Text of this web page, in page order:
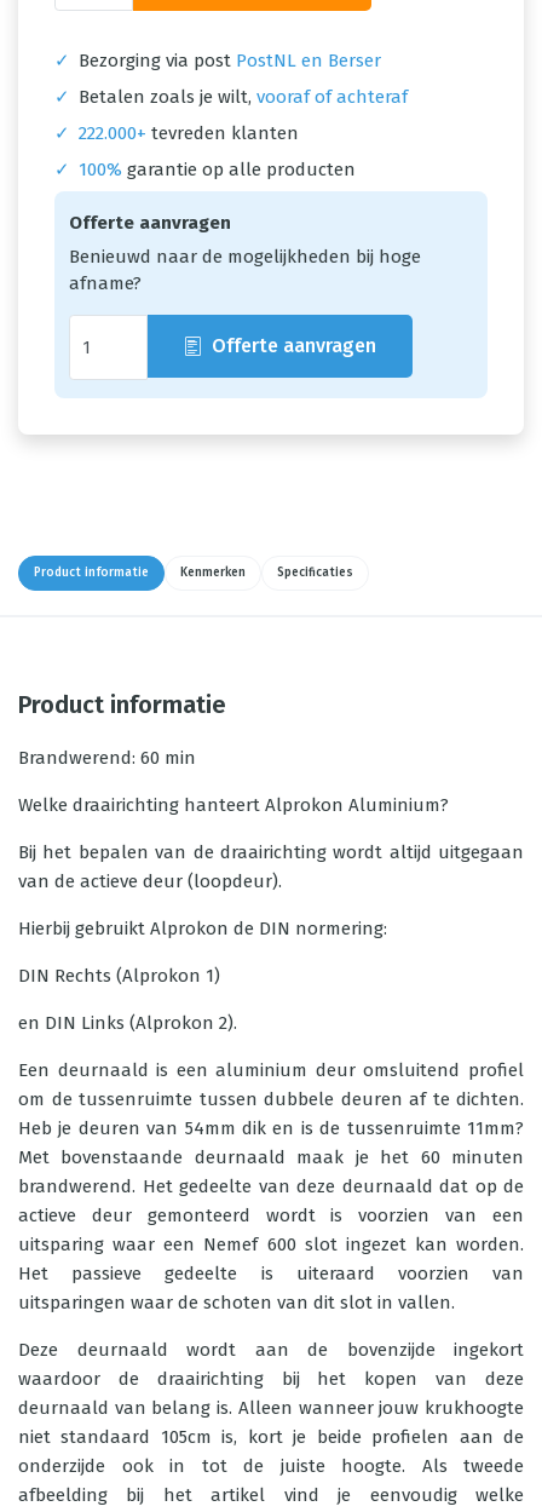
✓ Bezorging via post PostNL en Berser
✓
Betalen zoals je wilt, vooraf of achteraf
✓ 222.000+ tevreden klanten
✓
100% garantie op alle producten
Offerte aanvragen
Benieuwd naar de mogelijkheden bij hoge
afname?
Offerte aanvragen
Product informatie Kenmerken Specificaties
Product informatie
Brandwerend: 60 min
Welke draairichting hanteert Alprokon Aluminium?
Bij het bepalen van de draairichting wordt altijd uitgegaan
van de actieve deur (loopdeur).
Hierbij gebruikt Alprokon de DIN normering:
DIN Rechts (Alprokon 1)
en DIN Links (Alprokon 2).
Een deurnaald is een aluminium deur omsluitend profiel
om de tussenruimte tussen dubbele deuren af te dichten.
Heb je deuren van 54mm dik en is de tussenruimte 11mm?
Met bovenstaande deurnaald maak je het 60 minuten
brandwerend. Het gedeelte van deze deurnaald dat op de
actieve deur gemonteerd wordt is voorzien van een
uitsparing waar een Nemef 600 slot ingezet kan worden.
Het passieve gedeelte is uiteraard voorzien van
uitsparingen waar de schoten van dit slot in vallen.
Deze deurnaald wordt aan de bovenzijde ingekort
waardoor de draairichting bij het kopen van deze
deurnaald van belang is. Alleen wanneer jouw krukhoogte
niet standaard 105cm is, kort je beide profielen aan de
onderzijde ook in tot de juiste hoogte. Als tweede
afbeelding bij het artikel vind je eenvoudig welke